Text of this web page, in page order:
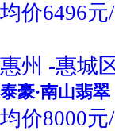
均价6496元
惠州 -惠城
泰豪·南山翡翠
均价8000元